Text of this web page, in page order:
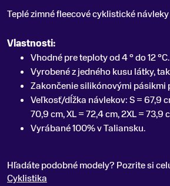
Teplé zimné fleecové cyklistické
Vlastnosti:
Vhodné pre teploty od 4 ° do 12 °C.
Vyrobené z jedného kusu látky,
Zakončenie silikónovými pásikmi
Veľkosť/dĺžka návlekov: S = 67,9
70,9 cm, XL = 72,4 cm, 2XL = 73,9
Vyrábané 100% v Taliansku.
Hľadáte podobné modely? Pozrite si
Cyklistika